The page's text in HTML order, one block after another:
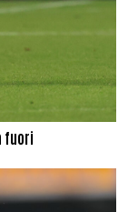
fuori